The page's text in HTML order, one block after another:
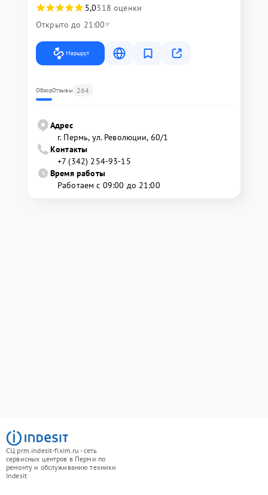
5,0318 оценки
Открыто до 21:00
Маршрут
ОбзорОтзывы 264
Адрес
г. Пермь, ул. ​Революции, 60/1
Контакты
+7 (342) 254-93-15
Время работы
Работаем с 09:00 до 21:00
СЦ prm.indesit-fixim.ru - сеть
сервисных центров в Перми по
ремонту и обслуживанию техники
Indesit